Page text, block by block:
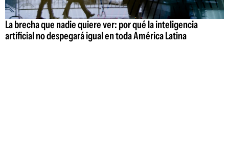
La brecha que nadie quiere ver: por qué la inteligencia
artificial no despegará igual en toda América Latina